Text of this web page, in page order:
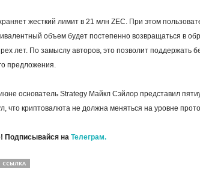
жесткий лимит в 21 млн ZEC. При этом
объем будет постепенно возвращаться в
лет. По замыслу авторов, это позволит поддержать
предложения.
основатель Strategy Майкл Сэйлор представил
что криптовалюта не должна меняться на уровне
Подписывайся на Телеграм.
ССЫЛКА